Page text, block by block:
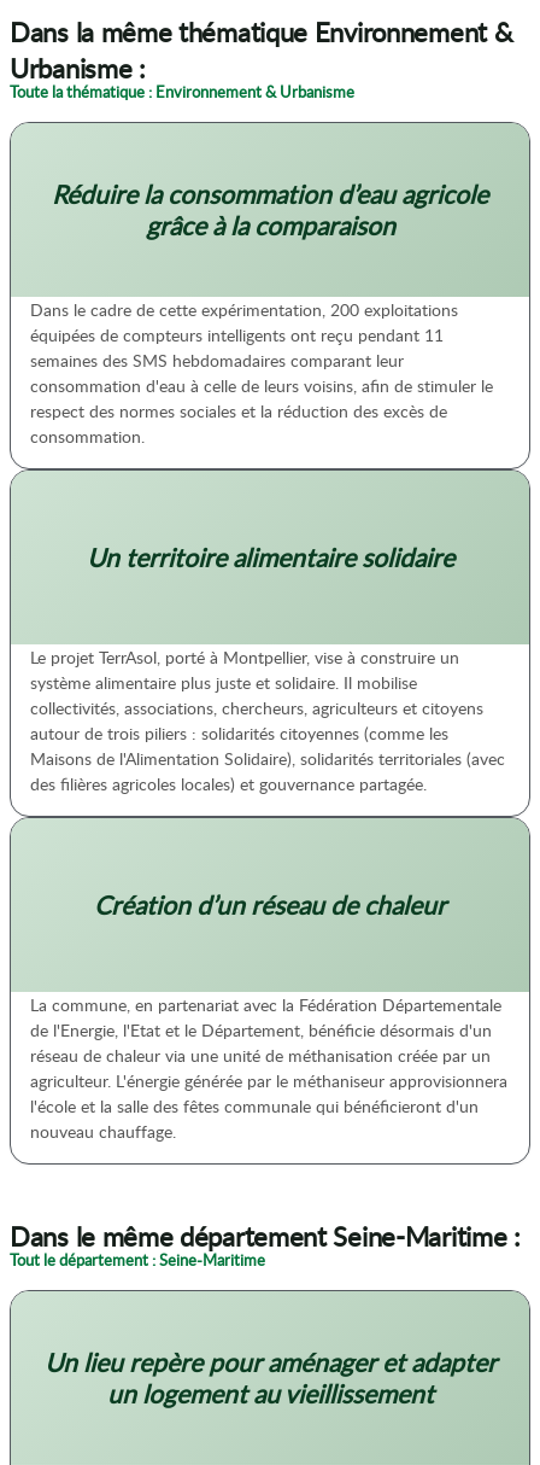
Dans la même thématique Environnement &
Urbanisme :
Toute la thématique : Environnement & Urbanisme
Réduire la consommation d’eau agricole
grâce à la comparaison
Dans le cadre de cette expérimentation, 200 exploitations
équipées de compteurs intelligents ont reçu pendant 11
semaines des SMS hebdomadaires comparant leur
consommation d'eau à celle de leurs voisins, afin de stimuler le
respect des normes sociales et la réduction des excès de
consommation.
Un territoire alimentaire solidaire
Le projet TerrAsol, porté à Montpellier, vise à construire un
système alimentaire plus juste et solidaire. Il mobilise
collectivités, associations, chercheurs, agriculteurs et citoyens
autour de trois piliers : solidarités citoyennes (comme les
Maisons de l'Alimentation Solidaire), solidarités territoriales (avec
des filières agricoles locales) et gouvernance partagée.
Création d’un réseau de chaleur
La commune, en partenariat avec la Fédération Départementale
de l'Energie, l'Etat et le Département, bénéficie désormais d'un
réseau de chaleur via une unité de méthanisation créée par un
agriculteur. L'énergie générée par le méthaniseur approvisionnera
l'école et la salle des fêtes communale qui bénéficieront d'un
nouveau chauffage.
Dans le même département Seine-Maritime :
Tout le département : Seine-Maritime
Un lieu repère pour aménager et adapter
un logement au vieillissement